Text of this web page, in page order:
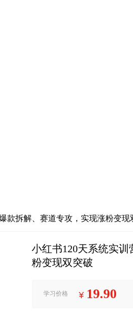
款拆解、赛道专攻，实现涨粉变现
小红书120天系统实
粉变现双突破
学习价格 ¥ 19.90